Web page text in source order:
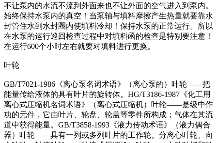
不让泵内的水流不流到外面来也不让外面的空气进入到泵内。
始终保持水泵内的真空！当泵轴与填料摩擦产生热量就要靠水
封管住水到水封圈内使填料冷却！保持水泵的正常运行。所以
在水泵的运行巡回检查过程中对填料函的检查是特别要注意！
在运行600个小时左右就要对填料进行更换。
叶轮
GB/T7021-1986《离心泵名词术语》（离心泵的）叶轮——把
能量传给液体的具有叶片的旋转体。HG/T3186-1987《化工用
离心式压缩机名词术语》（离心式压缩机）叶轮——是级中作
功的元件，它由叶片、轮盘、轮盖等零件所构成；气体在其流
道中获得能量。GB/T3858-1993《液力传动术语》（液力偶合
器）叶轮——具有一列或多列叶片的工作轮。分离心叶轮、向